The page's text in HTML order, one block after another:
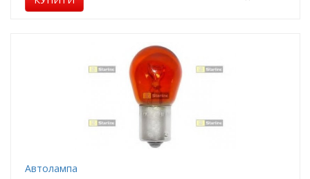
Автолампа